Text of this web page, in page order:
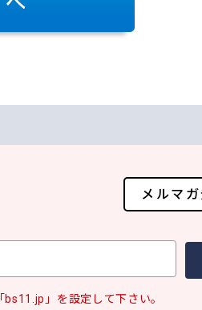
メルマ
」を設定して下さい。